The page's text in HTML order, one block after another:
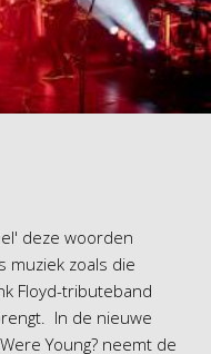
deze woorden
muziek zoals die
Floyd-tributeband
In de nieuwe
Young? neemt de